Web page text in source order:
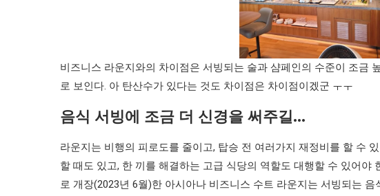
비즈니스 라운지와의 차이점은 서빙되는 술과 샴페인의 수준이 조금
로 보인다. 아 탄산수가 있다는 것도 차이점은 차이점이겠군 ㅜㅜ
음식 서빙에 조금 더 신경을 써주길…
라운지는 비행의 피로도를 줄이고, 탑승 전 여러가지 재정비를 할 수
할 때도 있고, 한 끼를 해결하는 고급 식당의 역할도 대행할 수 있어야
로 개장(2023년 6월)한 아시아나 비즈니스 수트 라운지는 서빙되는